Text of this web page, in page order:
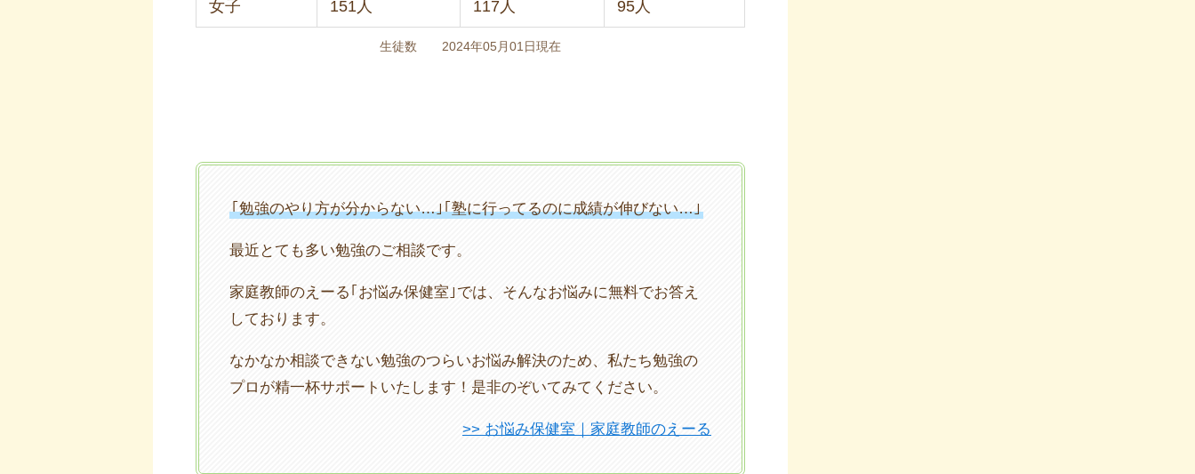
女子 151人 117人 95人
生徒数 2024年05月01日現在
｢勉強のやり方が分からない…｣｢塾に行ってるのに成績が伸びない…｣
最近とても多い勉強のご相談です。
家庭教師のえーる｢お悩み保健室｣では、そんなお悩みに無料でお答え
しております。
なかなか相談できない勉強のつらいお悩み解決のため、私たち勉強の
プロが精一杯サポートいたします！是非のぞいてみてください。
>> お悩み保健室｜家庭教師のえーる